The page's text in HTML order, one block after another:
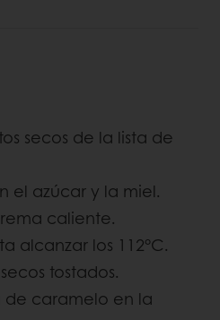
secos de la lista de
el azúcar y la miel.
caliente.
alcanzar los 112°C.
tostados.
de caramelo en la